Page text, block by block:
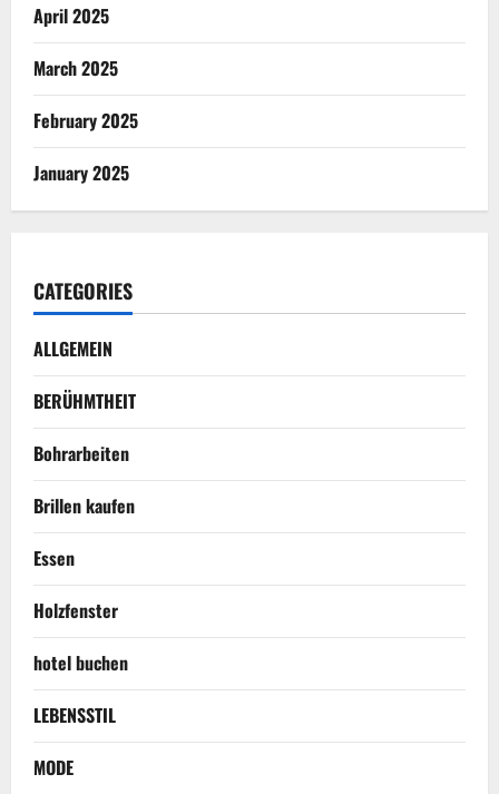
April 2025
March 2025
February 2025
January 2025
CATEGORIES
ALLGEMEIN
BERÜHMTHEIT
Bohrarbeiten
Brillen kaufen
Essen
Holzfenster
hotel buchen
LEBENSSTIL
MODE